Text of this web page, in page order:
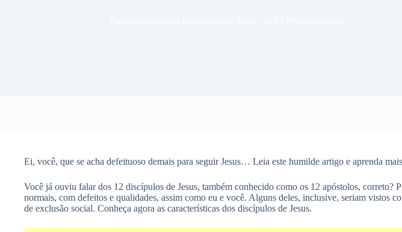
Ei, você, que se acha defeituoso demais para seguir Jesus… Leia este humilde artigo e aprenda
Você já ouviu falar dos 12 discípulos de Jesus, também conhecido como os 12 apóstolos, correto?
normais, com defeitos e qualidades, assim como eu e você. Alguns deles, inclusive, seriam vistos
de exclusão social. Conheça agora as características dos discípulos de Jesus.